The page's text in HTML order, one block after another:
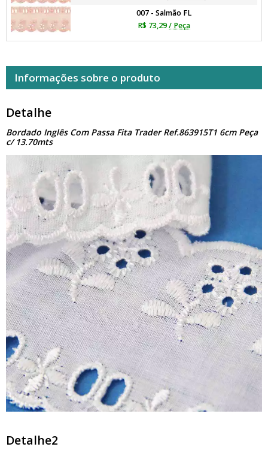
007 - Salmão FL
R$ 73,29/ Peça
Informações sobre o produto
Detalhe
Bordado Inglês Com Passa Fita Trader Ref.863915T1 6cm Peça
c/ 13.70mts
Detalhe2